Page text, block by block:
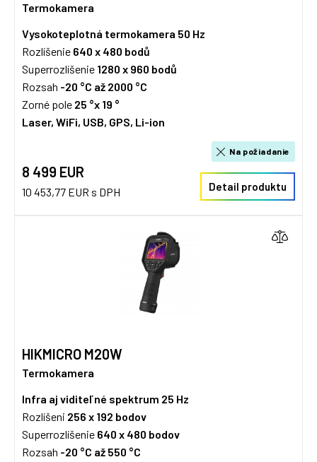
Termokamera
Vysokoteplotná termokamera 50 Hz
Rozlíšenie 640 x 480 bodů
Superrozlíšenie 1280 x 960 bodů
Rozsah -20 °C až 2000 °C
Zorné pole 25 °x 19 °
Laser, WiFi, USB, GPS, Li-ion
8 499 EUR
10 453,77 EUR s DPH
Na požiadanie
Detail produktu
HIKMICRO M20W
Termokamera
Infra aj viditeľné spektrum 25 Hz
Rozlíšeni 256 x 192 bodov
Superrozlíšenie 640 x 480 bodov
Rozsah -20 °C až 550 °C